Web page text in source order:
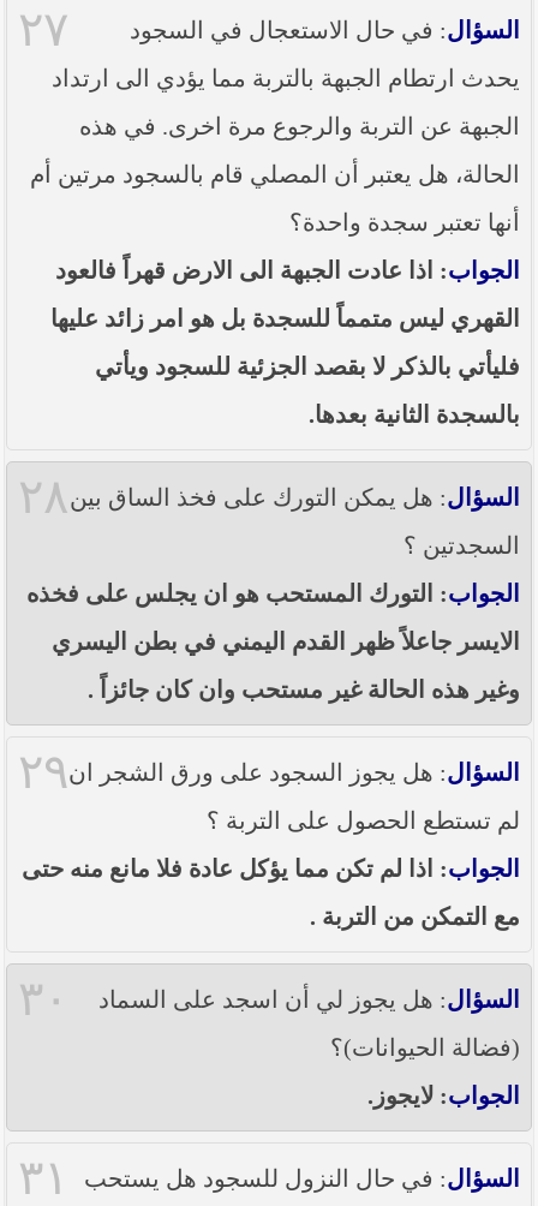
٢٧ السؤال: في حال الاستعجال في السجود
يحدث ارتطام الجبهة بالتربة مما يؤدي الى ارتداد
الجبهة عن التربة والرجوع مرة اخرى. في هذه
الحالة، هل يعتبر أن المصلي قام بالسجود مرتين أم
أنها تعتبر سجدة واحدة؟
الجواب: اذا عادت الجبهة الى الارض قهراً فالعود
القهري ليس متمماً للسجدة بل هو امر زائد عليها
فليأتي بالذكر لا بقصد الجزئية للسجود ويأتي
بالسجدة الثانية بعدها.
٢٨ السؤال: هل يمكن التورك على فخذ الساق بين
السجدتين ؟
الجواب: التورك المستحب هو ان يجلس على فخذه
الايسر جاعلاً ظهر القدم اليمني في بطن اليسري
وغير هذه الحالة غير مستحب وان كان جائزاً .
٢٩ السؤال: هل يجوز السجود على ورق الشجر ان
لم تستطع الحصول على التربة ؟
الجواب: اذا لم تكن مما يؤكل عادة فلا مانع منه حتى
مع التمكن من التربة .
٣٠ السؤال: هل يجوز لي أن اسجد على السماد
(فضالة الحيوانات)؟
الجواب: لايجوز.
٣١ السؤال: في حال النزول للسجود هل يستحب